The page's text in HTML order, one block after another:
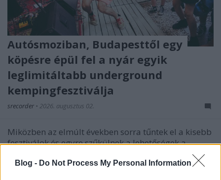
Blog - Do Not Process My Personal Information
Autósmoziban, Budapesttől egy
köpésre épül fel a nyár egyik
leglimitáltabb underground
kempingfesztiválja
srecorder • 2026. augusztus 02.
Miközben az elmúlt években sorra tűntek el a kisebb
fesztiválok és egyre szűkülnek a lehetőségek a
feltörekvő zenekarok számára, augusztus közepén
egy új szemléletű, közösségi alapon szerveződő